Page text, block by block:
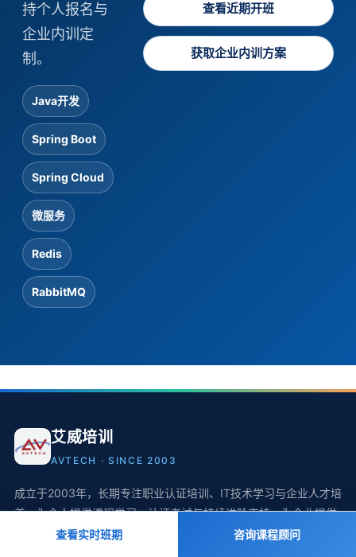
持个人报名与
企业内训定
制。
Java开发
Spring Boot
Spring Cloud
微服务
Redis
RabbitMQ
查看近期开班
获取企业内训方案
查看实时班期 咨询课程顾问
艾威培训
AVTECH · SINCE 2003
成立于2003年，长期专注职业认证培训、IT技术学习与企业人才培
养，为个人提供课程学习、认证考试与持续进阶支持，为企业提供
面向业务与岗位需求的定制化人才培养服务。